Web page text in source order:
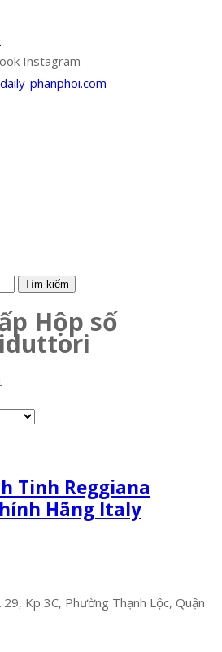
Instagram
Hộp số
Tinh Reggiana
Hãng Italy
Kp 3C, Phường Thạnh Lộc, Quận